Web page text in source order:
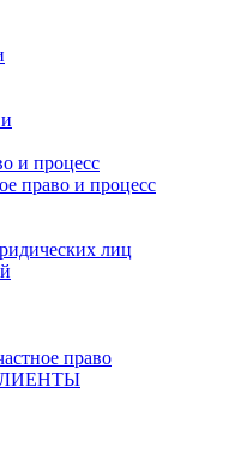
и процесс
право и процесс
лиц
право